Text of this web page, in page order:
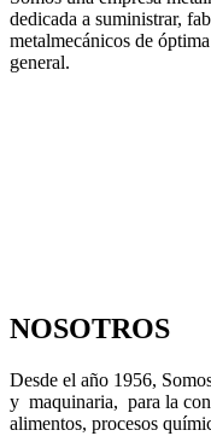
dedicada a suministrar,
metalmecánicos de
general.
NOSOTROS
Desde el año 1956,
y maquinaria, para la
alimentos, procesos